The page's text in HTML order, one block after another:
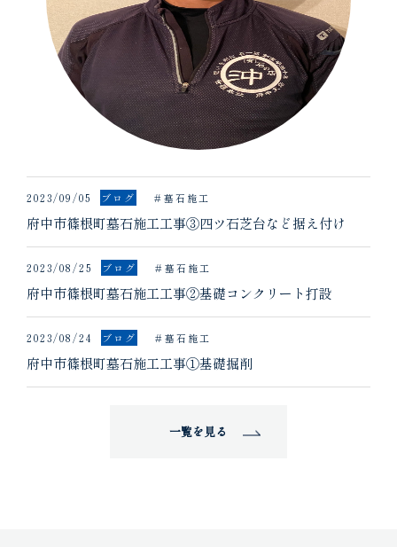
2023/09/05 ブログ 墓石施工
府中市篠根町墓石施工工事③四ツ石芝台など据え付け
2023/08/25 ブログ 墓石施工
府中市篠根町墓石施工工事②基礎コンクリート打設
2023/08/24 ブログ 墓石施工
府中市篠根町墓石施工工事①基礎掘削
一覧を見る